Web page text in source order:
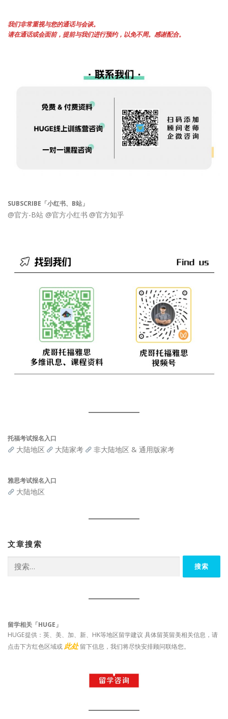
我们非常重视与您的通话与会谈。
请在通话或会面前，提前与我们进行预约，以免不周。感谢配合。
SUBSCRIBE「小红书、B站」
@官方-B站 @官方小红书 @官方知乎
托福考试报名入口
大陆地区 大陆家考 非大陆地区 & 通用版家考
雅思考试报名入口
大陆地区
文章搜索
索：
留学相关「HUGE」
HUGE提供：英、美、加、新、HK等地区留学建议 具体留英留美相关信息，请
点击下方红色区域或此处 留下信息，我们将尽快安排顾问联络您。